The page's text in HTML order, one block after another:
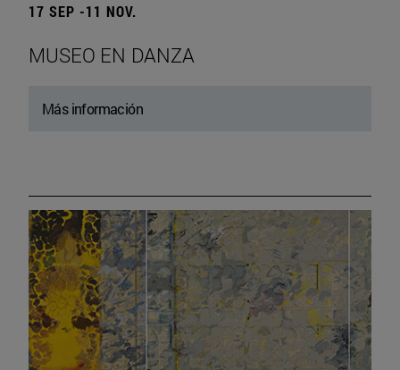
17 SEP -11 NOV.
MUSEO EN DANZA
Más información